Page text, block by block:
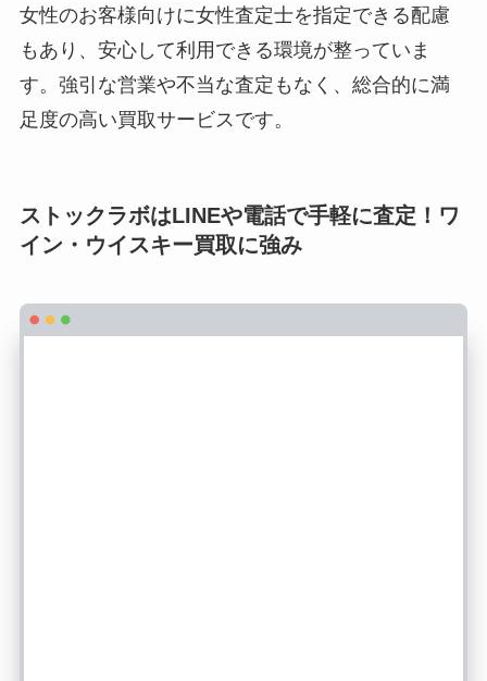
女性のお客様向けに女性査定士を指定できる配慮
もあり、安心して利用できる環境が整っていま
す。強引な営業や不当な査定もなく、総合的に満
足度の高い買取サービスです。
ストックラボはLINEや電話で手軽に査定！ワ
イン・ウイスキー買取に強み